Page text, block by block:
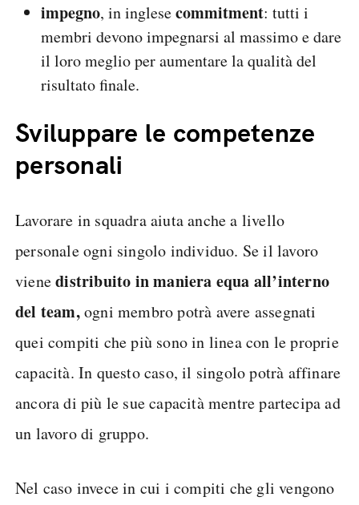
impegno, in inglesecommitment: tutti i
membri devono impegnarsi al massimo e dare
il loro meglio per aumentare la qualità del
risultato finale.
Sviluppare le competenze
personali
Lavorare in squadra aiuta anche a livello
personale ogni singolo individuo. Se il lavoro
vienedistribuito in maniera equa all’interno
del team,ogni membro potrà avere assegnati
quei compiti che più sono in linea con le proprie
capacità. In questo caso, il singolo potrà affinare
ancora di più le sue capacità mentre partecipa ad
un lavoro di gruppo.
Nel caso invece in cui i compiti che gli vengono